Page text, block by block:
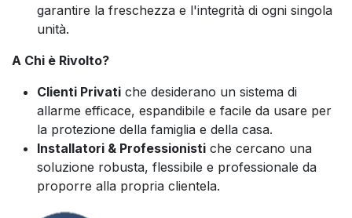
garantire la freschezza e l'integrità di ogni singola
unità.
A Chi è Rivolto?
Clienti Privati che desiderano un sistema di
allarme efficace, espandibile e facile da usare per
la protezione della famiglia e della casa.
Installatori & Professionisti che cercano una
soluzione robusta, flessibile e professionale da
proporre alla propria clientela.